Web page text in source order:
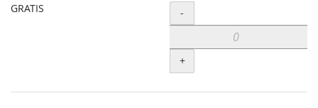
GRATIS Menge
-
+